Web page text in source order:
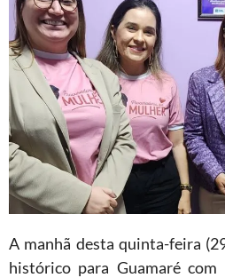
A manhã desta quinta-feira
histórico para Guamaré com